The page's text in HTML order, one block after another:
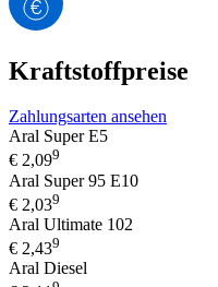
Kraftstoffpreise
Zahlungsarten ansehen
Aral Super E5
€ 2,099
Aral Super 95 E10
€ 2,039
Aral Ultimate 102
€ 2,439
Aral Diesel